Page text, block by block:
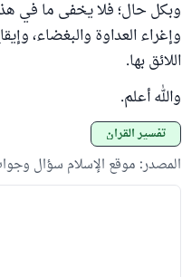
وبكل حال؛ فلا يخفى ما في
وإغراء العداوة والبغضاء،
اللائق بها.
والله أعلم.
تفسير القرآن
المصدر: موقع الإسلام سؤال